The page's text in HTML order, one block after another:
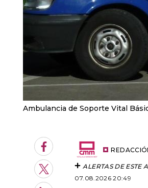
Ambulancia de Soporte Vital
Facebook
Twitter
ALERTAS DE ESTE
07.08.2026 20:49